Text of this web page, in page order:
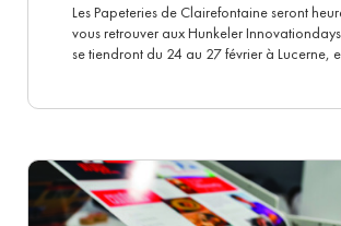
Les Papeteries de Clairefontaine seront
vous retrouver aux Hunkeler
se tiendront du 24 au 27 février à Lucerne,